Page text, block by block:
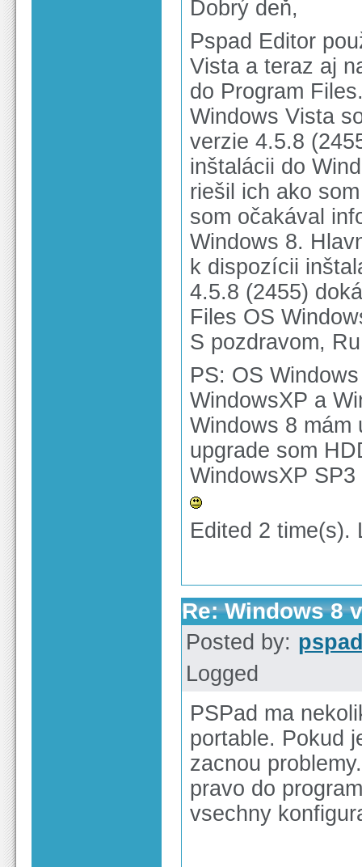
Dobrý deň,
Pspad Editor
Vista a teraz aj
do Program
Windows Vista
verzie 4.5.8
inštalácii do
riešil ich ako
som očakával
Windows 8.
k dispozícii
4.5.8 (2455)
Files OS
S pozdravom,
PS: OS
WindowsXP a
Windows 8 mám
upgrade som
WindowsXP
Edited 2 time(s).
Re: Windows 8
Posted by:
Logged
PSPad ma
portable. Pokud
zacnou
pravo do
vsechny